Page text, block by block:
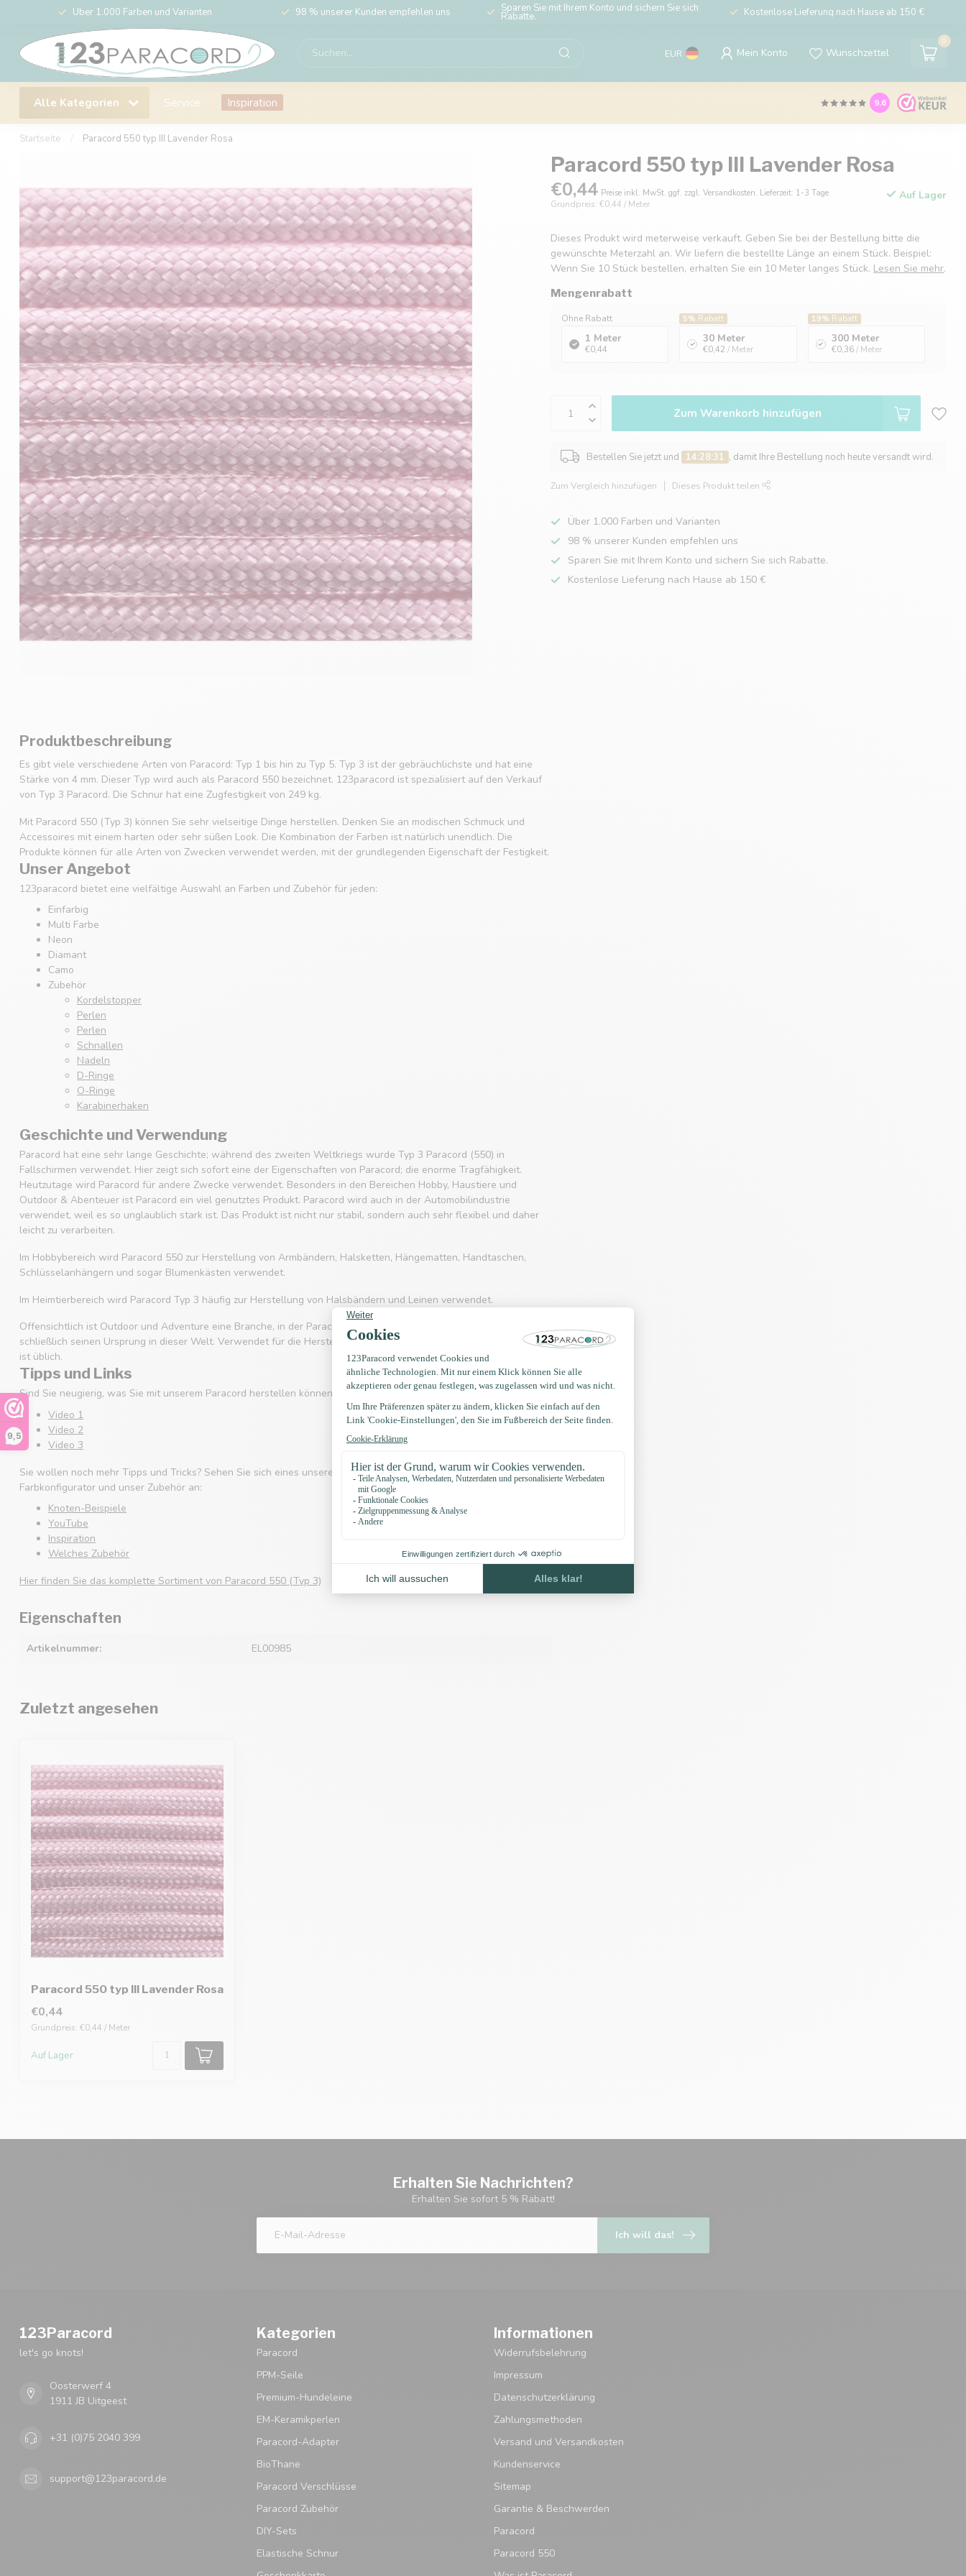
9,5
Über 1.000 Farben und Varianten 98 % unserer Kunden empfehlen uns Sparen Sie mit Ihrem Konto und sichern Sie sich
Rabatte. Kostenlose Lieferung nach Hause ab 150 €
EUR Mein Konto Wunschzettel
0
Alle Kategorien Service Inspiration 9.6
Startseite Paracord 550 typ III Lavender Rosa
Paracord 550 typ III Lavender Rosa
€0,44 Preise inkl. MwSt. ggf. zzgl. Versandkosten. Lieferzeit: 1-3 Tage
Grundpreis: €0,44 / Meter
Auf Lager
Dieses Produkt wird meterweise verkauft. Geben Sie bei der Bestellung bitte die
gewünschte Meterzahl an. Wir liefern die bestellte Länge an einem Stück. Beispiel:
Wenn Sie 10 Stück bestellen, erhalten Sie ein 10 Meter langes Stück. Lesen Sie mehr.
Mengenrabatt
Ohne Rabatt
1 Meter
€0,44
5% Rabatt
30 Meter
€0,42 / Meter
19% Rabatt
300 Meter
€0,36 / Meter
Zum Warenkorb hinzufügen
Bestellen Sie jetzt und 14:28:30 , damit Ihre Bestellung noch heute versandt wird.
Zum Vergleich hinzufügen Dieses Produkt teilen
Über 1.000 Farben und Varianten
98 % unserer Kunden empfehlen uns
Sparen Sie mit Ihrem Konto und sichern Sie sich Rabatte.
Kostenlose Lieferung nach Hause ab 150 €
Produktbeschreibung
Es gibt viele verschiedene Arten von Paracord: Typ 1 bis hin zu Typ 5. Typ 3 ist der gebräuchlichste und hat eine
Stärke von 4 mm. Dieser Typ wird auch als Paracord 550 bezeichnet. 123paracord ist spezialisiert auf den Verkauf
von Typ 3 Paracord. Die Schnur hat eine Zugfestigkeit von 249 kg.
Mit Paracord 550 (Typ 3) können Sie sehr vielseitige Dinge herstellen. Denken Sie an modischen Schmuck und
Accessoires mit einem harten oder sehr süßen Look. Die Kombination der Farben ist natürlich unendlich. Die
Produkte können für alle Arten von Zwecken verwendet werden, mit der grundlegenden Eigenschaft der Festigkeit.
Unser Angebot
123paracord bietet eine vielfältige Auswahl an Farben und Zubehör für jeden:
Einfarbig
Multi Farbe
Neon
Diamant
Camo
Zubehör
Kordelstopper
Perlen
Perlen
Schnallen
Nadeln
D-Ringe
O-Ringe
Karabinerhaken
Geschichte und Verwendung
Paracord hat eine sehr lange Geschichte; während des zweiten Weltkriegs wurde Typ 3 Paracord (550) in
Fallschirmen verwendet. Hier zeigt sich sofort eine der Eigenschaften von Paracord; die enorme Tragfähigkeit.
Heutzutage wird Paracord für andere Zwecke verwendet. Besonders in den Bereichen Hobby, Haustiere und
Outdoor & Abenteuer ist Paracord ein viel genutztes Produkt. Paracord wird auch in der Automobilindustrie
verwendet, weil es so unglaublich stark ist. Das Produkt ist nicht nur stabil, sondern auch sehr flexibel und daher
leicht zu verarbeiten.
Im Hobbybereich wird Paracord 550 zur Herstellung von Armbändern, Halsketten, Hängematten, Handtaschen,
Schlüsselanhängern und sogar Blumenkästen verwendet.
Im Heimtierbereich wird Paracord Typ 3 häufig zur Herstellung von Halsbändern und Leinen verwendet.
Offensichtlich ist Outdoor und Adventure eine Branche, in der Paracord 550 häufig eingesetzt wird. Es kennt
schließlich seinen Ursprung in dieser Welt. Verwendet für die Herstellung von Hängematten, Schnürsenkel, Gürtel
ist üblich.
Tipps und Links
Sind Sie neugierig, was Sie mit unserem Paracord herstellen können? Sehen Sie sich eines der Videos unten an:
Video 1
Video 2
Video 3
Sie wollen noch mehr Tipps und Tricks? Sehen Sie sich eines unserer eigenen Knotenbeispiele, YouTube Kanal,
Farbkonfigurator und unser Zubehör an:
Knoten-Beispiele
YouTube
Inspiration
Welches Zubehör
Hier finden Sie das komplette Sortiment von Paracord 550 (Typ 3)
Eigenschaften
Artikelnummer: EL00985
Zuletzt angesehen
Paracord 550 typ III Lavender Rosa
€0,44
Grundpreis: €0,44 / Meter
Auf Lager
Erhalten Sie Nachrichten?
Erhalten Sie sofort 5 % Rabatt!
Ich will das!
123Paracord
let's go knots!
Oosterwerf 4
1911 JB Uitgeest
+31 (0)75 2040 399
support@123paracord.de
Kategorien
Paracord
PPM-Seile
Premium-Hundeleine
EM-Keramikperlen
Paracord-Adapter
BioThane
Paracord Verschlüsse
Paracord Zubehör
DIY-Sets
Elastische Schnur
Informationen
Widerrufsbelehrung
Impressum
Datenschutzerklärung
Zahlungsmethoden
Versand und Versandkosten
Kundenservice
Sitemap
Garantie & Beschwerden
Paracord
Paracord 550